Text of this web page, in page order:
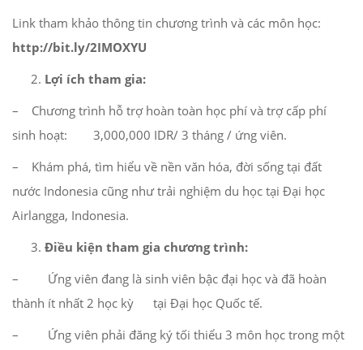
Link tham khảo thông tin chương trình và các môn học:
http://bit.ly/2IMOXYU
Lợi ích tham gia:
– Chương trình hỗ trợ hoàn toàn học phí và trợ cấp phí
sinh hoạt: 3,000,000 IDR/ 3 tháng / ứng viên.
– Khám phá, tìm hiểu về nền văn hóa, đời sống tại đất
nước Indonesia cũng như trải nghiệm du học tại Đại học
Airlangga, Indonesia.
Điều kiện tham gia chương trình:
– Ứng viên đang là sinh viên bậc đại học và đã hoàn
thành ít nhất 2 học kỳ tại Đại học Quốc tế.
– Ứng viên phải đăng ký tối thiểu 3 môn học trong một